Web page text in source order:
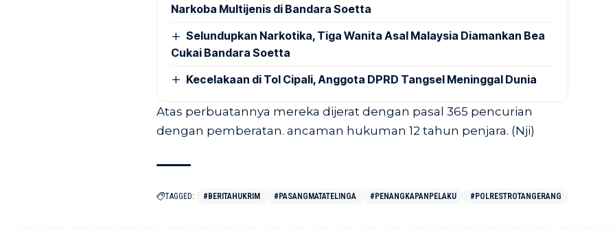
Narkoba Multijenis di Bandara Soetta
Selundupkan Narkotika, Tiga Wanita Asal Malaysia Diamankan Bea
Cukai Bandara Soetta
Kecelakaan di Tol Cipali, Anggota DPRD Tangsel Meninggal Dunia
Atas perbuatannya mereka dijerat dengan pasal 365 pencurian
dengan pemberatan. ancaman hukuman 12 tahun penjara. (Nji)
TAGGED: #BERITAHUKRIM #PASANGMATATELINGA #PENANGKAPANPELAKU #POLRESTROTANGERANG